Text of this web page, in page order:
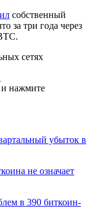
собственный
за три года через
сетях
нажмите
убыток в
не означает
в 390 биткоин-